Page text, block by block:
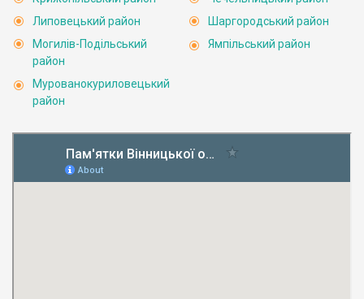
Липовецький район
Могилів-Подільський
район
Мурованокуриловецький
район
Шаргородський район
Ямпільський район